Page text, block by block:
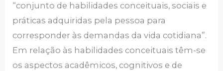
“conjunto de habilidades conceituais, sociais e
práticas adquiridas pela pessoa para
corresponder às demandas da vida cotidiana”.
Em relação às habilidades conceituais têm-se
os aspectos acadêmicos, cognitivos e de